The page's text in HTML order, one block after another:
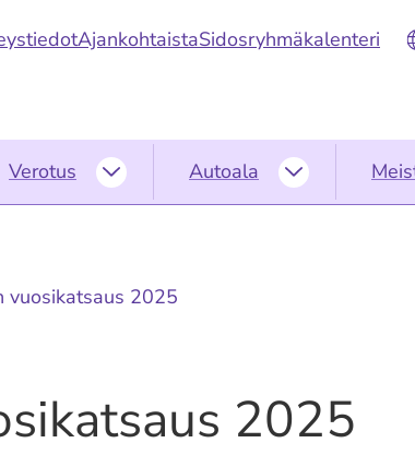
AjankohtaistaSidosryhmäkalenteri
Verotus
Verotus
alasivut
Autoala
Autoala
alasivut
vuosikatsaus 2025
2025